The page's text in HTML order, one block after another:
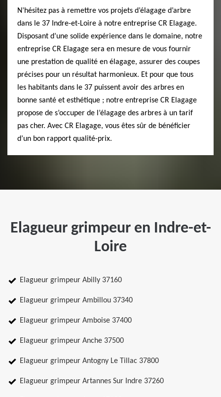
N’hésitez pas à remettre vos projets d’élagage d’arbre
dans le 37 Indre-et-Loire à notre entreprise CR Elagage.
Disposant d’une solide expérience dans le domaine, notre
entreprise CR Elagage sera en mesure de vous fournir
une prestation de qualité en élagage, assurer des coupes
précises pour un résultat harmonieux. Et pour que tous
les habitants dans le 37 puissent avoir des arbres en
bonne santé et esthétique ; notre entreprise CR Elagage
propose de s’occuper de l’élagage des arbres à un tarif
pas cher. Avec CR Elagage, vous êtes sûr de bénéficier
d’un bon rapport qualité-prix.
Elagueur grimpeur en Indre-et-
Loire
Elagueur grimpeur Abilly 37160
Elagueur grimpeur Ambillou 37340
Elagueur grimpeur Amboise 37400
Elagueur grimpeur Anche 37500
Elagueur grimpeur Antogny Le Tillac 37800
Elagueur grimpeur Artannes Sur Indre 37260